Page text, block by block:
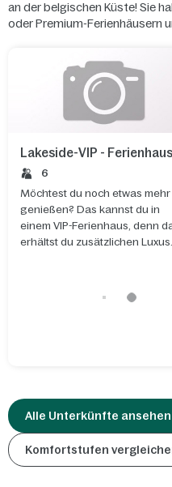
an der belgischen Küste! Sie
oder Premium-Ferienhäusern
Lakeside-VIP - Ferienhaus
6
Möchtest du noch etwas mehr
genießen? Das kannst du in
einem VIP-Ferienhaus, denn
erhältst du zusätzlichen Luxus
Alle Unterkünfte ansehen
Komfortstufen